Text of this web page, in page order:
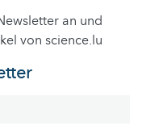
an und
von science.lu